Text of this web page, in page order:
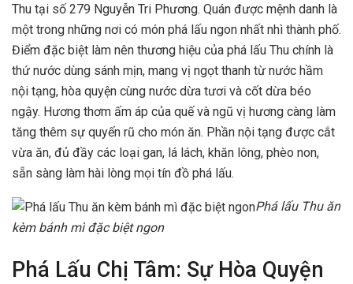
Thu tại số 279 Nguyễn Tri Phương. Quán được mệnh danh là
một trong những nơi có món phá lấu ngon nhất nhì thành phố.
Điểm đặc biệt làm nên thương hiệu của phá lấu Thu chính là
thứ nước dùng sánh mịn, mang vị ngọt thanh từ nước hầm
nội tạng, hòa quyện cùng nước dừa tươi và cốt dừa béo
ngậy. Hương thơm ấm áp của quế và ngũ vị hương càng làm
tăng thêm sự quyến rũ cho món ăn. Phần nội tạng được cắt
vừa ăn, đủ đầy các loại gan, lá lách, khăn lông, phèo non,
sẵn sàng làm hài lòng mọi tín đồ phá lấu.
Phá lấu Thu ăn
kèm bánh mì đặc biệt ngon
Phá Lấu Chị Tâm: Sự Hòa Quyện